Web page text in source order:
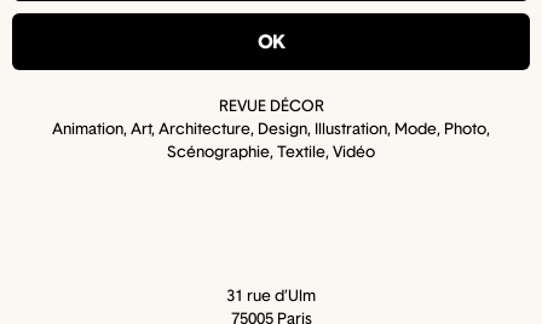
OK
REVUE DÉCOR
Animation, Art, Architecture, Design, Illustration, Mode, Photo,
Scénographie, Textile, Vidéo
31 rue d’Ulm
75005 Paris​